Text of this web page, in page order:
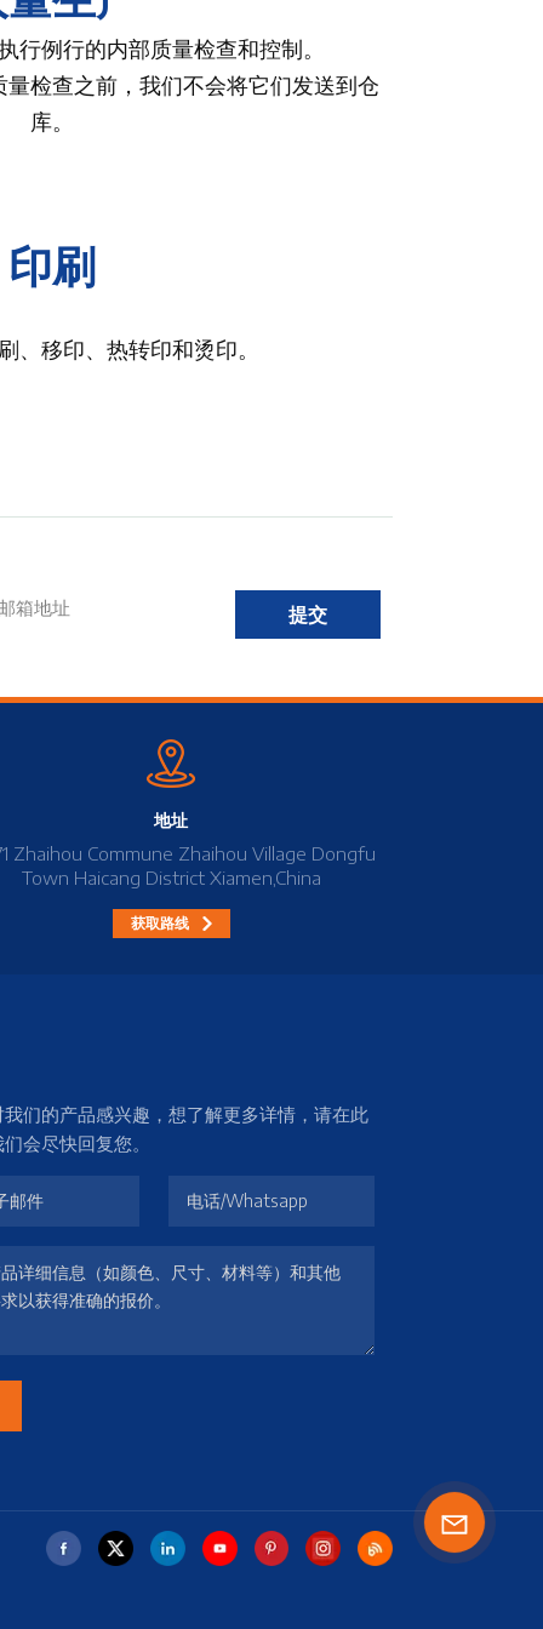
行例行的内部质量检查和控制。
检查之前，我们不会将它们发送到仓
库。
印刷
、移印、热转印和烫印。
提交
地址
Zhaihou Commune Zhaihou Village Dongfu
Town Haicang District Xiamen,China
获取路线
我们的产品感兴趣，想了解更多详情，请在此
会尽快回复您。